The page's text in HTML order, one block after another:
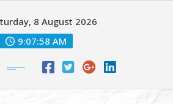
8 August 2026
9:08:00 AM